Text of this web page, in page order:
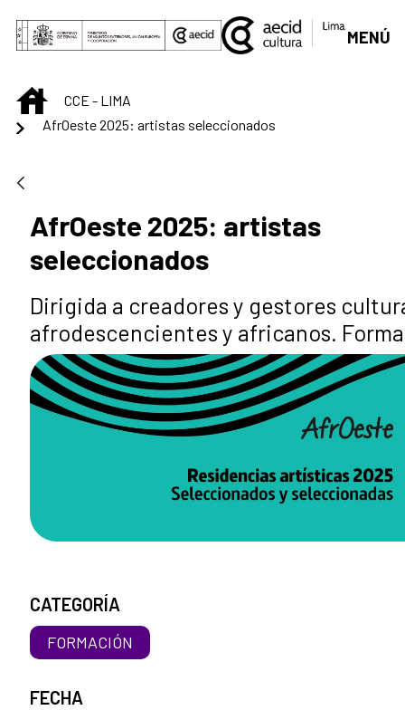
Saltar al contenido principal
MENÚ
INICIOCCE - LIMA
AfrOeste 2025: artistas seleccionados
AfrOeste 2025: artistas
seleccionados
Dirigida a creadores y gestores
afrodescencientes y africanos.
CATEGORÍA
FORMACIÓN
FECHA